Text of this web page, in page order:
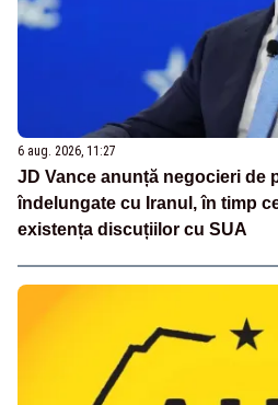
6 aug. 2026, 11:27
JD Vance anunță negocieri de
îndelungate cu Iranul, în timp
existența discuțiilor cu SUA